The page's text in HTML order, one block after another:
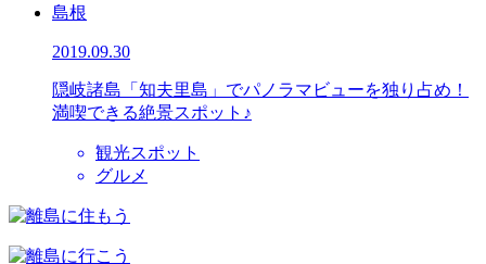
島根
2019.09.30
隠岐諸島「知夫里島」でパノラマビューを独り占め！
満喫できる絶景スポット♪
観光スポット
グルメ